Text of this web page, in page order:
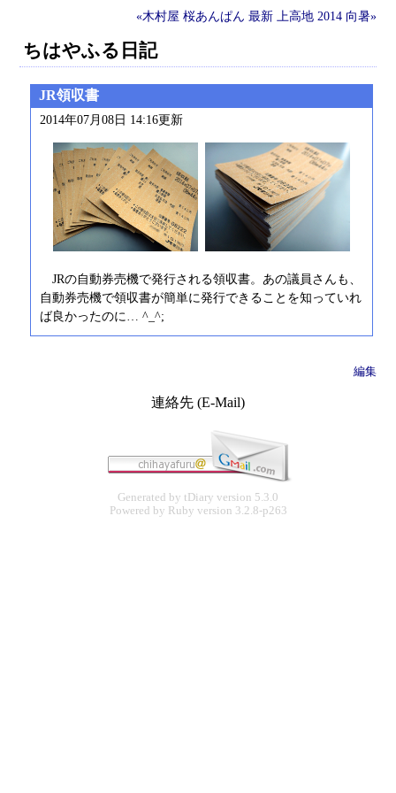
«木村屋 桜あんぱん 最新 上高地 2014 向暑»
ちはやふる日記
JR領収書
2014年07月08日 14:16更新
JRの自動券売機で発行される領収書。あの議員さんも、
自動券売機で領収書が簡単に発行できることを知っていれ
ば良かったのに… ^_^;
編集
連絡先 (E-Mail)
Generated by tDiary version 5.3.0
Powered by Ruby version 3.2.8-p263